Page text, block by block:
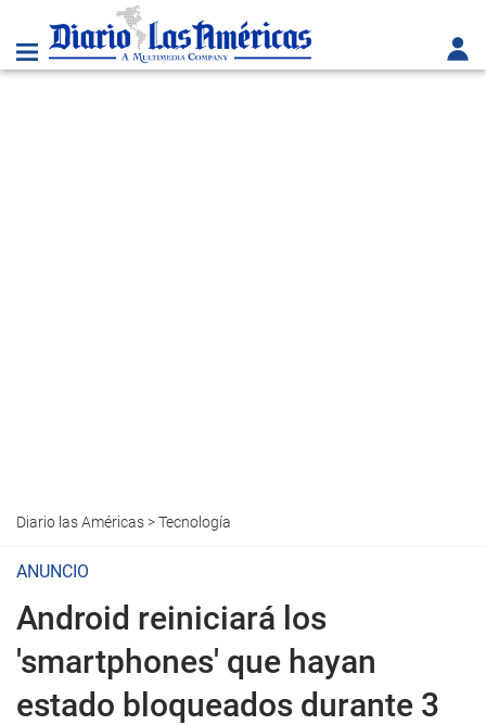
Diario las Américas>Tecnología
ANUNCIO
Android reiniciará los
'smartphones' que hayan
estado bloqueados durante 3